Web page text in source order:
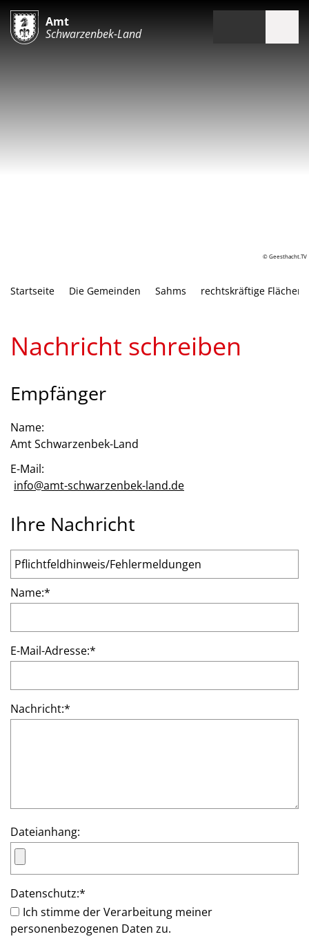
Amt
Schwarzenbek-Land
© Geesthacht.TV
Startseite Die Gemeinden Sahms rechtskräftige
Nachricht schreiben
Empfänger
Name:
Amt Schwarzenbek-Land
E-Mail:
info@amt-schwarzenbek-land.de
Ihre Nachricht
Name:*
E-Mail-Adresse:*
Nachricht:*
Dateianhang:
Datenschutz:*
Ich stimme der Verarbeitung meiner
personenbezogenen Daten zu.